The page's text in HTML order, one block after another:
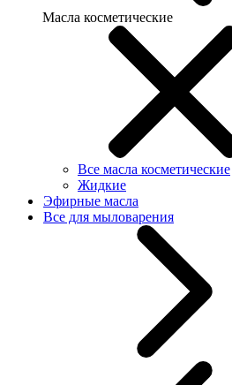
Масла косметические
Все масла косметические
Жидкие
Эфирные масла
Все для мыловарения